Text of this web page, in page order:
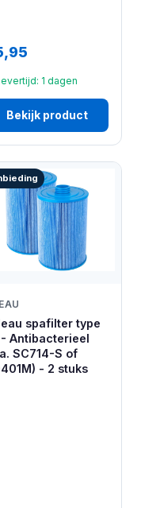
1 dagen
Bekijk product
spafilter type
- Antibacterieel
SC714-S of
- 2 stuks